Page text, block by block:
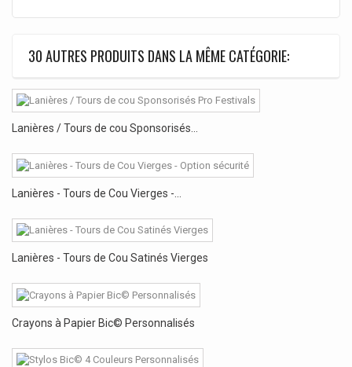
30 AUTRES PRODUITS DANS LA MÊME CATÉGORIE:
Lanières / Tours de cou Sponsorisés...
Lanières - Tours de Cou Vierges -...
Lanières - Tours de Cou Satinés Vierges
Crayons à Papier Bic© Personnalisés